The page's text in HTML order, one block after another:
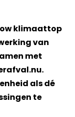
klimaattop
van
met
als dé
te